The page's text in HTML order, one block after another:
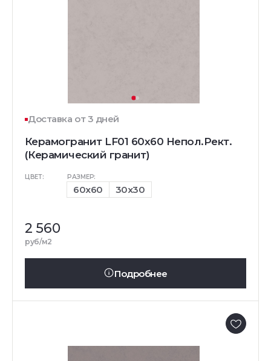
Доставка от 3 дней
Керамогранит LF01 60x60 Непол.Рект.
(Керамический гранит)
ЦВЕТ: РАЗМЕР:
60x60 30x30
2 560
руб/м2
Подробнее